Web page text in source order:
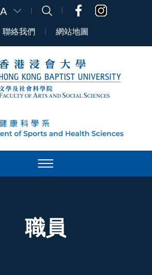
A
聯絡我們 網站地圖
職員